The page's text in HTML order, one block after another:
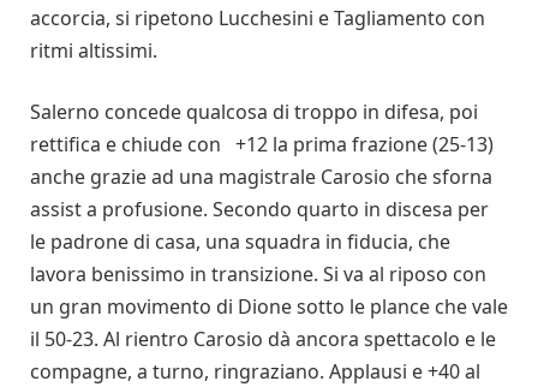
accorcia, si ripetono Lucchesini e Tagliamento con
ritmi altissimi.
Salerno concede qualcosa di troppo in difesa, poi
rettifica e chiude con +12 la prima frazione (25-13)
anche grazie ad una magistrale Carosio che sforna
assist a profusione. Secondo quarto in discesa per
le padrone di casa, una squadra in fiducia, che
lavora benissimo in transizione. Si va al riposo con
un gran movimento di Dione sotto le plance che vale
il 50-23. Al rientro Carosio dà ancora spettacolo e le
compagne, a turno, ringraziano. Applausi e +40 al